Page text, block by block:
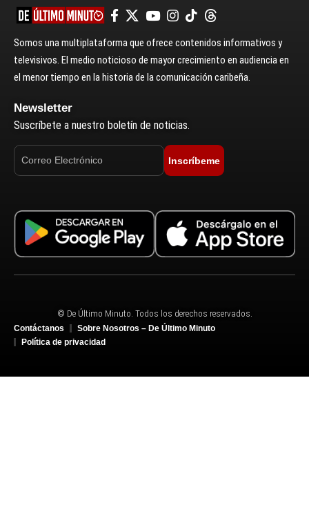
Somos una multiplataforma que ofrece contenidos informativos y
televisivos. El medio noticioso de mayor crecimiento en audiencia en
el menor tiempo en la historia de la comunicación caribeña.
Newsletter
Suscríbete a nuestro boletín de noticias.
Inscríbeme
© De Último Minuto. Todos los derechos reservados.
Contáctanos
Sobre Nosotros – De Último Minuto
Política de privacidad